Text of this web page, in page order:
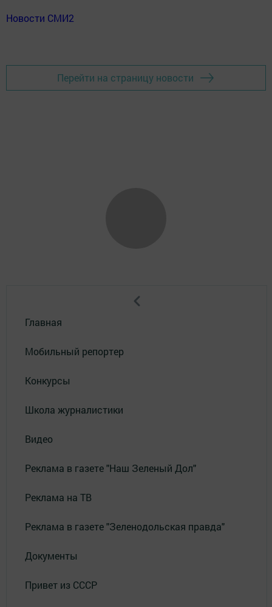
Новости СМИ2
Перейти на страницу новости
Главная
Мобильный репортер
Конкурсы
Школа журналистики
Видео
Реклама в газете "Наш Зеленый Дол"
Реклама на ТВ
Реклама в газете "Зеленодольская правда"
Документы
Привет из СССР